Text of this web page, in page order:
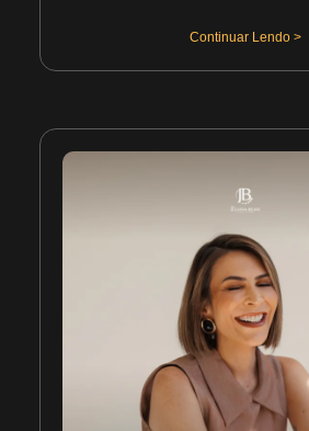
Continuar Lendo >